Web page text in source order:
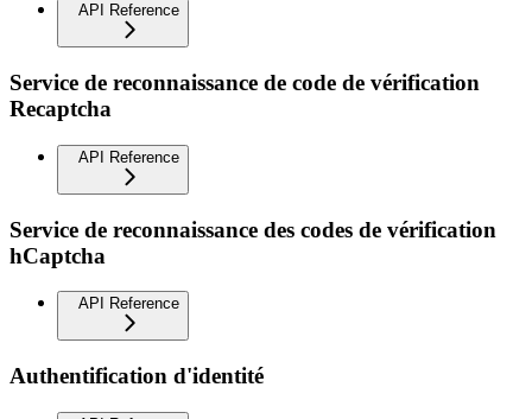
API Reference
Service de reconnaissance de code de vérification
Recaptcha
API Reference
Service de reconnaissance des codes de vérification
hCaptcha
API Reference
Authentification d'identité